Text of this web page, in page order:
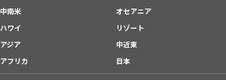
中南米
オセアニア
ハワイ
リゾート
アジア
中近東
アフリカ
日本